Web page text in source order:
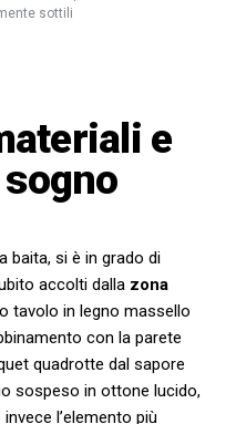
sottili
e
baita, si è in grado di
accolti dalla zona
tavolo in legno massello
con la parete
quadrotte dal sapore
sospeso in ottone lucido,
l’elemento più